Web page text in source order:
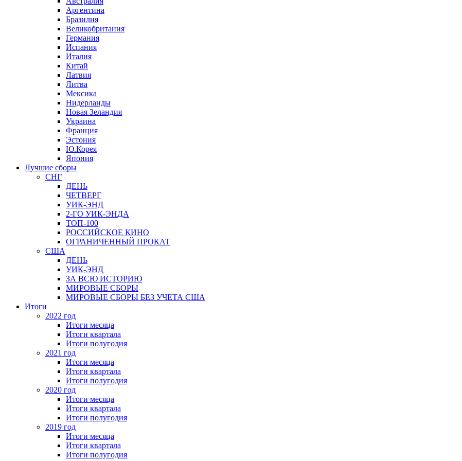
Аргентина
Бразилия
Великобритания
Германия
Испания
Италия
Китай
Латвия
Литва
Мексика
Нидерланды
Новая Зеландия
Украина
Франция
Эстония
Ю.Корея
Япония
Лучшие сборы
СНГ
ДЕНЬ
ЧЕТВЕРГ
УИК-ЭНД
2-ГО УИК-ЭНДА
ТОП-100
РОССИЙСКОЕ КИНО
ОГРАНИЧЕННЫЙ ПРОКАТ
США
ДЕНЬ
УИК-ЭНД
ЗА ВСЮ ИСТОРИЮ
МИРОВЫЕ СБОРЫ
МИРОВЫЕ СБОРЫ БЕЗ УЧЕТА США
Итоги
2022 год
Итоги месяца
Итоги квартала
Итоги полугодия
2021 год
Итоги месяца
Итоги квартала
Итоги полугодия
2020 год
Итоги месяца
Итоги квартала
Итоги полугодия
2019 год
Итоги месяца
Итоги квартала
Итоги полугодия